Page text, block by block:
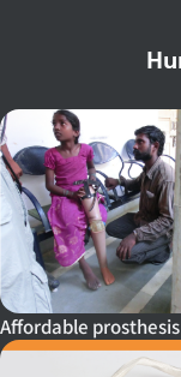
Affordable prosthesis